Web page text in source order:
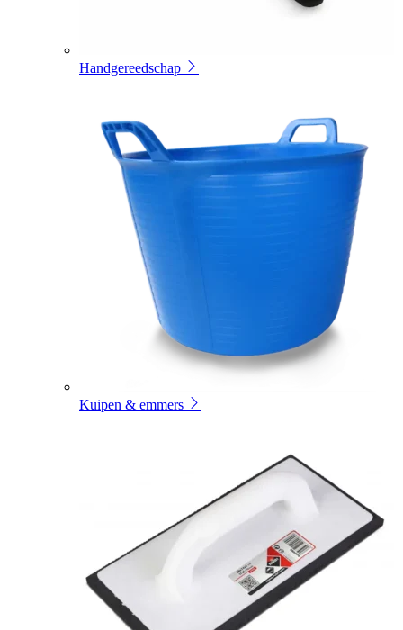
Handgereedschap
Kuipen & emmers